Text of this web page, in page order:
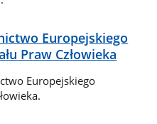
Europejskiego
Praw Człowieka
Europejskiego